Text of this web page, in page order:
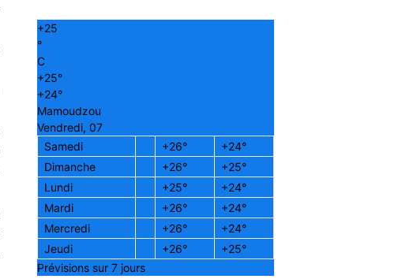
+25
°
C
+25°
+24°
Mamoudzou
Vendredi, 07
Samedi
+26° +24°
Dimanche
+26° +25°
Lundi
+25° +24°
Mardi
+26° +24°
Mercredi
+26° +24°
Jeudi
+26° +25°
Prévisions sur 7 jours